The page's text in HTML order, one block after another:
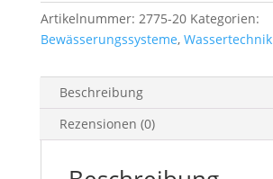
Artikelnummer: 2775-20 Kategorien:
Bewässerungssysteme, Wassertechnik
Beschreibung
Rezensionen (0)